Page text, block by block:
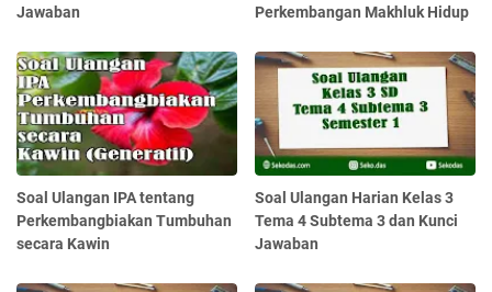
Jawaban
Perkembangan Makhluk Hidup
Soal Ulangan IPA tentang
Perkembangbiakan Tumbuhan
secara Kawin
Soal Ulangan Harian Kelas 3
Tema 4 Subtema 3 dan Kunci
Jawaban